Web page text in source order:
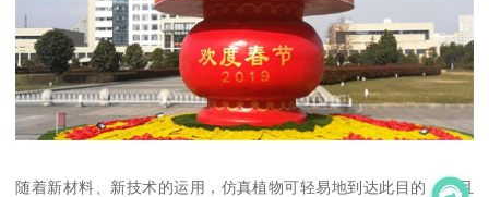
随着新材料、新技术的运用，仿真植物可轻易地到达此目的，而且